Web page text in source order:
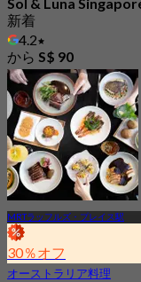
新着
4.2
から S$ 90
MRTラッフルズ・プレイス駅
30％オフ
オーストラリア料理